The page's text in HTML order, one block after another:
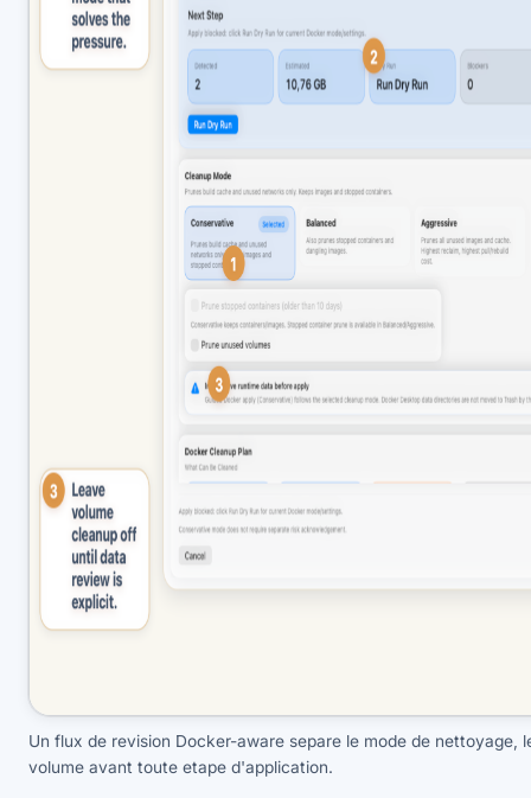
Un flux de revision Docker-aware separe le mode de nettoyage,
volume avant toute etape d'application.